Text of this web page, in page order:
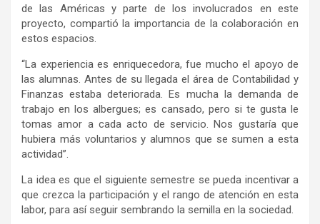
de las Américas y parte de los involucrados en este
proyecto, compartió la importancia de la colaboración en
estos espacios.
“La experiencia es enriquecedora, fue mucho el apoyo de
las alumnas. Antes de su llegada el área de Contabilidad y
Finanzas estaba deteriorada. Es mucha la demanda de
trabajo en los albergues; es cansado, pero si te gusta le
tomas amor a cada acto de servicio. Nos gustaría que
hubiera más voluntarios y alumnos que se sumen a esta
actividad”.
La idea es que el siguiente semestre se pueda incentivar a
que crezca la participación y el rango de atención en esta
labor, para así seguir sembrando la semilla en la sociedad.